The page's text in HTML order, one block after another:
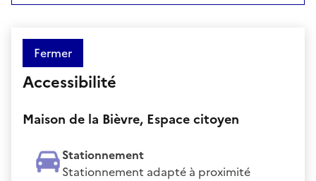
Fermer
Accessibilité
Maison de la Bièvre, Espace citoyen
Stationnement
Stationnement adapté à proximité